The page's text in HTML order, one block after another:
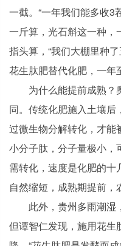
一截。“一年我们能多收3
一斤算，光石斛这一种，
指头算，“我们大棚里种
花生肽肥替代化肥，一年
为什么能提前成熟？
同。传统化肥施入土壤
过微生物分解转化，才能
小分子肽，分子量极小，
需转化，速度是化肥的
自然缩短，成熟期提前，
此外，贵州多雨潮湿
但谭智仁发现，施用花生